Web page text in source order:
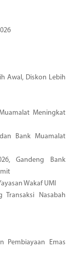
Awal, Diskon Lebih
Meningkat
Bank Muamalat
Gandeng Bank
Wakaf UMI
Nasabah
Pembiayaan Emas